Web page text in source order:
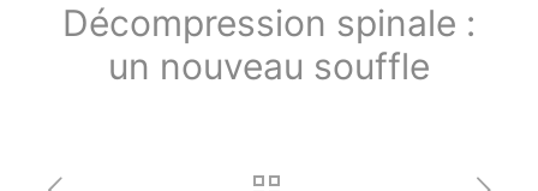
Décompression spinale :
un nouveau souffle